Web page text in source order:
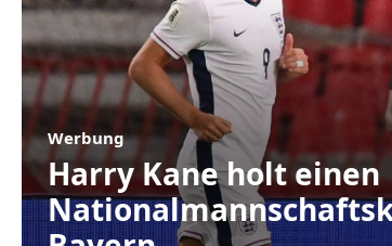
Werbung
Harry Kane holt einen